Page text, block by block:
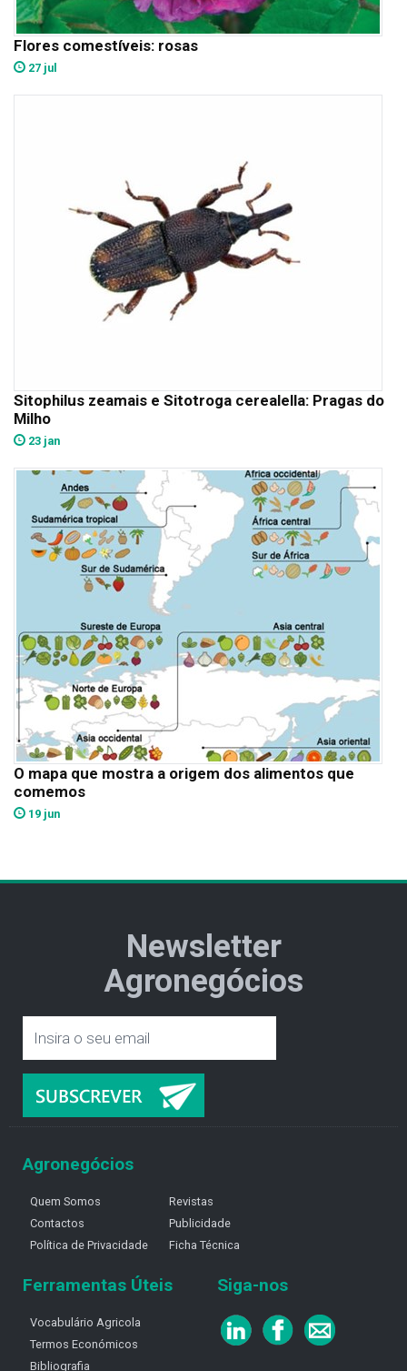
Flores comestíveis: rosas
27 jul
Sitophilus zeamais e Sitotroga cerealella: Pragas do
Milho
23 jan
O mapa que mostra a origem dos alimentos que
comemos
19 jun
Newsletter
Agronegócios
Agronegócios
Quem Somos
Contactos
Política de Privacidade
Revistas
Publicidade
Ficha Técnica
Ferramentas Úteis
Vocabulário Agricola
Termos Económicos
Bibliografia
Siga-nos